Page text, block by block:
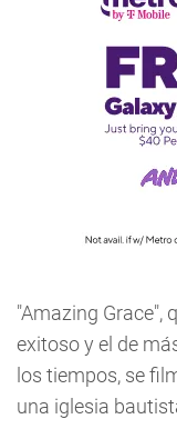
"Amazing Grace",
exitoso y el de
los tiempos, se
una iglesia